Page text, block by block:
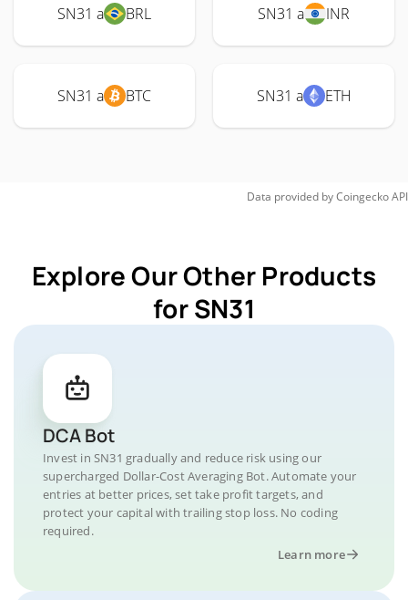
SN31 a BRL SN31 a INR
SN31 a BTC SN31 a ETH
Data provided byCoingeckoAPI
Explore Our Other Products
for SN31
DCA Bot
Invest in SN31 gradually and reduce risk using our
supercharged Dollar-Cost Averaging Bot. Automate your
entries at better prices, set take profit targets, and
protect your capital with trailing stop loss. No coding
required.
Learn more